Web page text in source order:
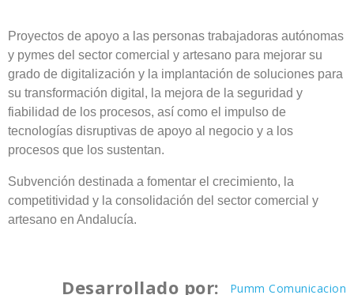
Proyectos de apoyo a las personas trabajadoras autónomas
y pymes del sector comercial y artesano para mejorar su
grado de digitalización y la implantación de soluciones para
su transformación digital, la mejora de la seguridad y
fiabilidad de los procesos, así como el impulso de
tecnologías disruptivas de apoyo al negocio y a los
procesos que los sustentan.
Subvención destinada a fomentar el crecimiento, la
competitividad y la consolidación del sector comercial y
artesano en Andalucía.
Desarrollado por: Pumm Comunicacion